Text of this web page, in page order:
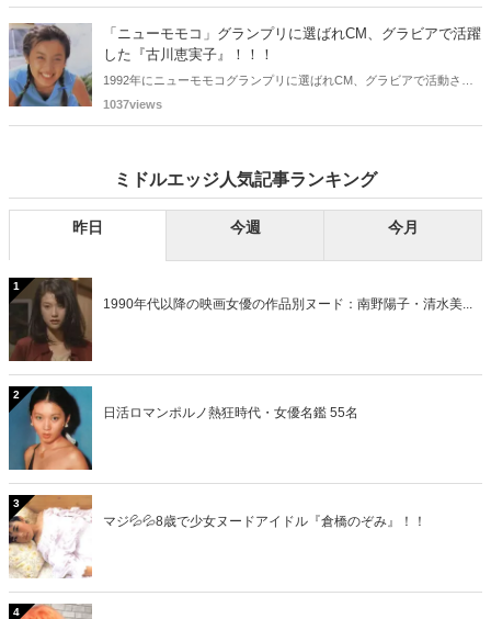
れ）の二人です。しかも、この二人には年齢以外の共通点もありま
す。さて、誰と誰でしょうか？
「ニューモモコ」グランプリに選ばれCM、グラビアで活躍
した『古川恵実子』！！！
1992年にニューモモコグランプリに選ばれCM、グラビアで活動され
ていた古川恵実子さん。2010年3月頃まではラジオDJを担当されてい
1037views
ミドルエッジ人気記事ランキング
昨日 今週 今月
1
1990年代以降の映画女優の作品別ヌード：南野陽子・清水美...
2
日活ロマンポルノ熱狂時代・女優名鑑 55名
3
マジ💦💦8歳で少女ヌードアイドル『倉橋のぞみ』！！
4